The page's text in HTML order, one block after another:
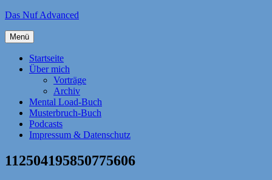
Zum
springen
Das Nuf Advanced
Menü
Startseite
Über mich
Vorträge
Archiv
Mental Load-Buch
Musterbruch-Buch
Podcasts
Impressum & Datenschutz
112504195850775606